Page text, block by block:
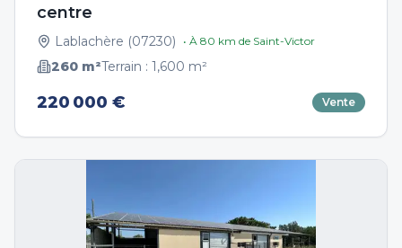
centre
Lablachère (07230) • À 80 km de Saint-Victor
260 m²Terrain : 1,600 m²
220 000 € Vente